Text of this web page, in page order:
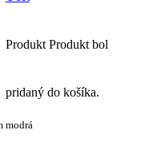
Produkt Produktbol
pridaný do košíka.
modrá